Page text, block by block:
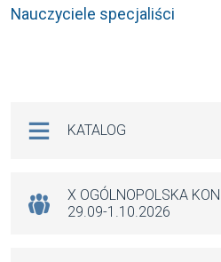
Nauczyciele specjaliści
KATALOG
X OGÓLNOPOLSKA
29.09-1.10.2026